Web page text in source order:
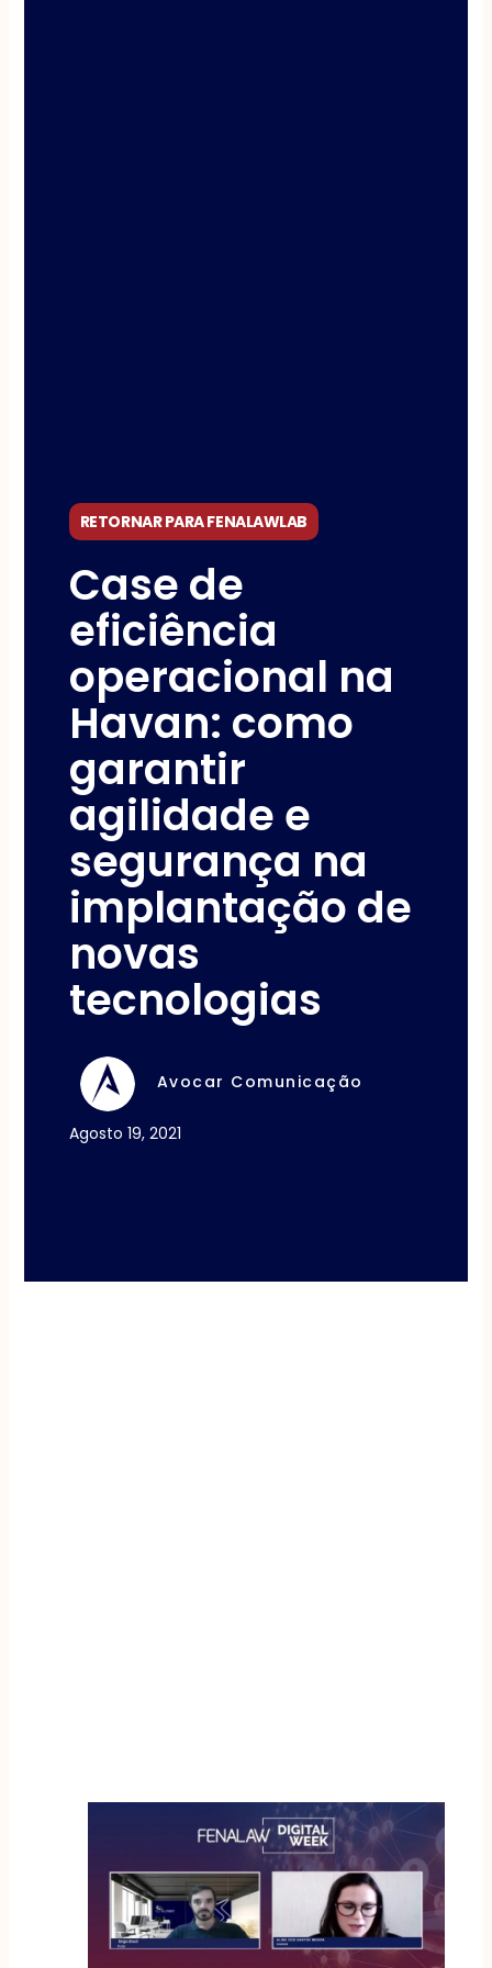
RETORNAR PARA FENALAWLAB
Case de
eficiência
operacional na
Havan: como
garantir
agilidade e
segurança na
implantação de
novas
tecnologias
Avocar Comunicação
Agosto 19, 2021